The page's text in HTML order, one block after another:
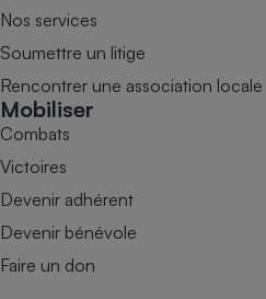
Nos services
Soumettre un litige
Rencontrer une association locale
Mobiliser
Combats
Victoires
Devenir adhérent
Devenir bénévole
Faire un don